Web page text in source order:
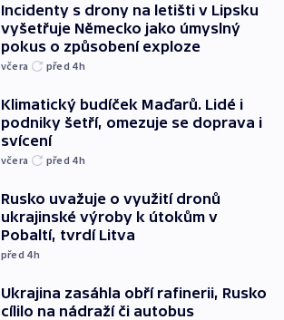
Incidenty s drony na letišti v Lipsku
vyšetřuje Německo jako úmyslný
pokus o způsobení exploze
včera před 4h
Klimatický budíček Maďarů. Lidé i
podniky šetří, omezuje se doprava i
svícení
včera před 4h
Rusko uvažuje o využití dronů
ukrajinské výroby k útokům v
Pobaltí, tvrdí Litva
před 4h
Ukrajina zasáhla obří rafinerii, Rusko
cílilo na nádraží či autobus